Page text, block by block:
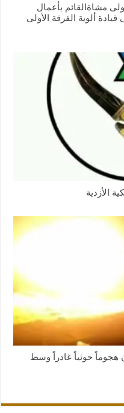
مشاةالقائم بأعمال
ألوية الفرقة الأولى
الأزدية
هجوماً حوثياً غادراً وسط